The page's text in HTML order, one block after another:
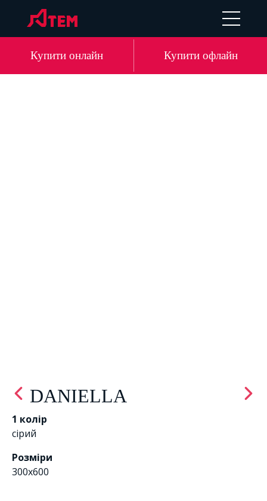
LV RU
Купити онлайн Купити офлайн
DANIELLA
1 колір
сірий
Розміри
300x600